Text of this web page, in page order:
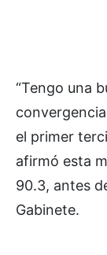
“Tengo una
el primer
afirmó esta
90.3, antes
Gabinete.